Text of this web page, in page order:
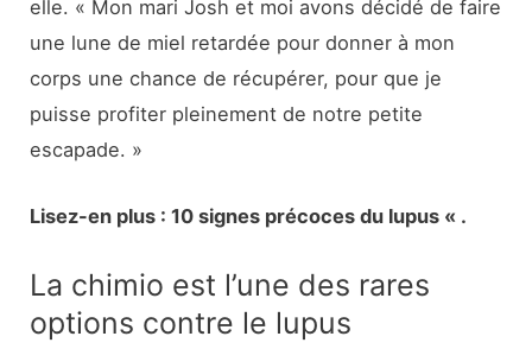
elle. « Mon mari Josh et moi avons décidé de faire
une lune de miel retardée pour donner à mon
corps une chance de récupérer, pour que je
puisse profiter pleinement de notre petite
escapade. »
Lisez-en plus : 10 signes précoces du lupus « .
La chimio est l’une des rares
options contre le lupus